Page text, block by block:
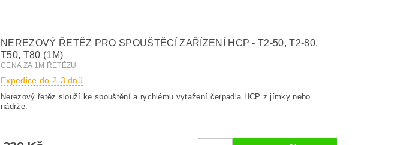
NEREZOVÝ ŘETĚZ PRO SPOUŠTĚCÍ ZAŘÍZENÍ HCP - T2-50, T2-80,
T50, T80 (1M)
CENA ZA 1M ŘETĚZU
Expedice do 2-3 dnů
Nerezový řetěz slouží ke spouštění a rychlému vytažení čerpadla HCP z jímky nebo
nádrže.